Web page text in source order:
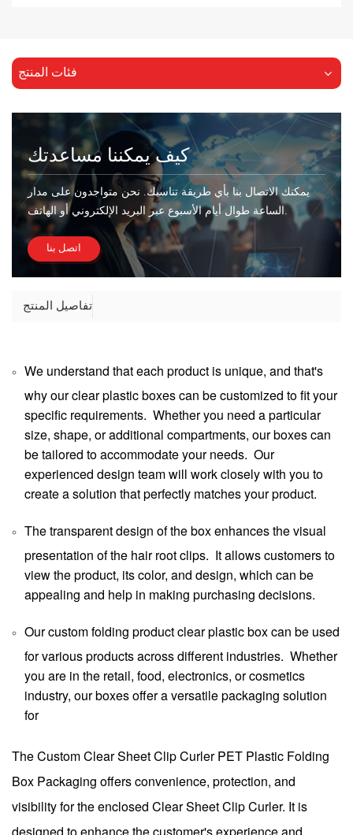
فئات المنتج
كيف يمكننا مساعدتك
يمكنك الاتصال بنا بأي طريقة تناسبك. نحن متواجدون على مدار
اتصل بنا
تفاصيل المنتج
We understand that each product is unique, and that's
why our clear plastic boxes can be customized to fit your
specific requirements. Whether you need a particular
size, shape, or additional compartments, our boxes can
be tailored to accommodate your needs. Our
experienced design team will work closely with you to
create a solution that perfectly matches your product.
The transparent design of the box enhances the visual
presentation of the hair root clips. It allows customers to
view the product, its color, and design, which can be
appealing and help in making purchasing decisions.
Our custom folding product clear plastic box can be used
for various products across different industries. Whether
you are in the retail, food, electronics, or cosmetics
industry, our boxes offer a versatile packaging solution
for
The Custom Clear Sheet Clip Curler PET Plastic Folding
Box Packaging offers convenience, protection, and
visibility for the enclosed Clear Sheet Clip Curler. It is
designed to enhance the customer's experience and